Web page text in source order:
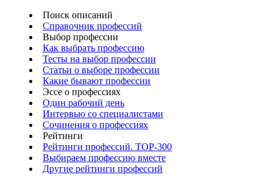
Поиск описаний
Справочник профессий
Выбор профессии
Как выбрать профессию
Тесты на выбор профессии
Статьи о выборе профессии
Какие бывают профессии
Эссе о профессиях
Один рабочий день
Интервью со специалистами
Сочинения о профессиях
Рейтинги
Рейтинги профессий. TOP-300
Выбираем профессию вместе
Другие рейтинги профессий